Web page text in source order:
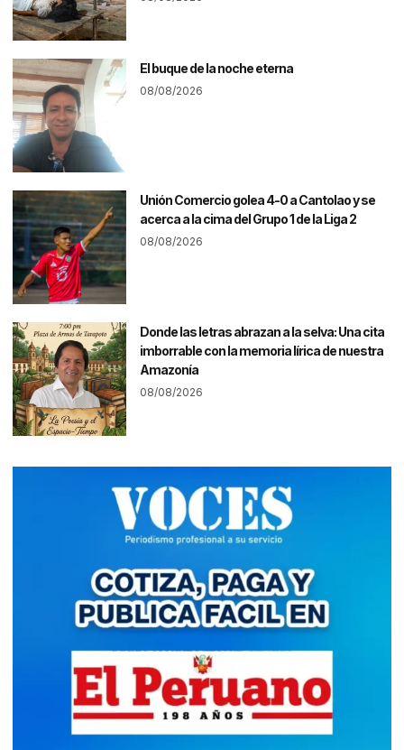
El buque de la noche eterna
08/08/2026
Unión Comercio golea 4-0 a Cantolao y se
acerca a la cima del Grupo 1 de la Liga 2
08/08/2026
Donde las letras abrazan a la selva: Una cita
imborrable con la memoria lírica de nuestra
Amazonía
08/08/2026